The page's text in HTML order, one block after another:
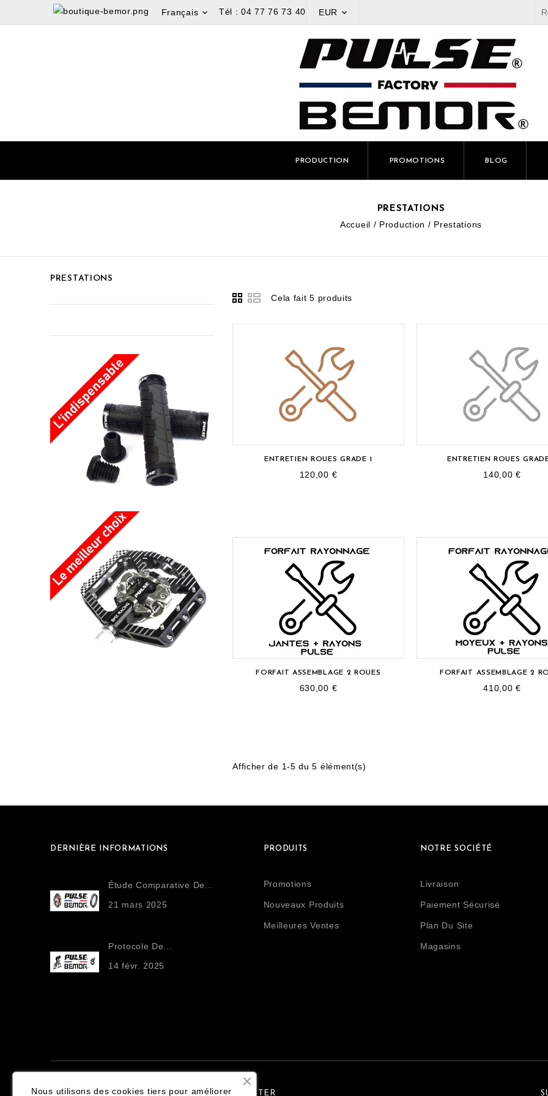
Français  Tél :04 77 76 73 40 EUR 
PRODUCTION PROMOTIONS BLOG
PRESTATIONS
Accueil Production Prestations
PRESTATIONS
Cela fait 5 produits
ENTRETIEN ROUES GRADE 1
120,00 €
ENTRETIEN ROUES
140,00 €
FORFAIT ASSEMBLAGE 2 ROUES
630,00 €
FORFAIT ASSEMBLAGE 2
410,00 €
Afficher de 1-5 du 5 élément(s)
DERNIÈRE INFORMATIONS
Étude Comparative De...
21 mars 2025
Protocole De...
14févr. 2025
PRODUITS
Promotions
Nouveaux Produits
Meilleures Ventes
NOTRE SOCIÉTÉ
Livraison
Paiement Sécurisé
Plan Du Site
Magasins
S'ABONNER À NOTRE NEWSLETTER
Nous utilisons des cookies tiers pour améliorer